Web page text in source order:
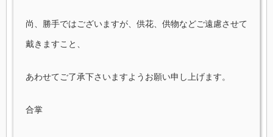
尚、勝手ではございますが、供花、供物などご遠慮させて
戴きますこと、
あわせてご了承下さいますようお願い申し上げます。
合掌